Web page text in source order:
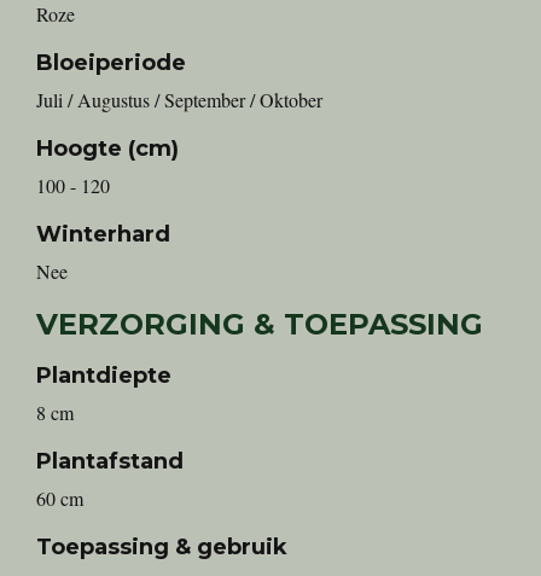
Roze
Bloeiperiode
Juli / Augustus / September / Oktober
Hoogte (cm)
100 - 120
Winterhard
Nee
VERZORGING & TOEPASSING
Plantdiepte
8 cm
Plantafstand
60 cm
Toepassing & gebruik